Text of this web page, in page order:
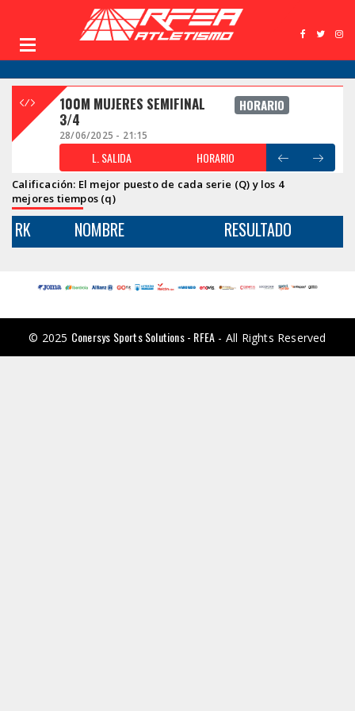
100M MUJERES SEMIFINAL
3/4
HORARIO
28/06/2025 - 21:15
L. SALIDA HORARIO
Calificación: El mejor puesto de cada serie (Q) y los 4
mejores tiempos (q)
RK NOMBRE RESULTADO
© 2025 Conersys Sports Solutions - RFEA - All Rights Reserved